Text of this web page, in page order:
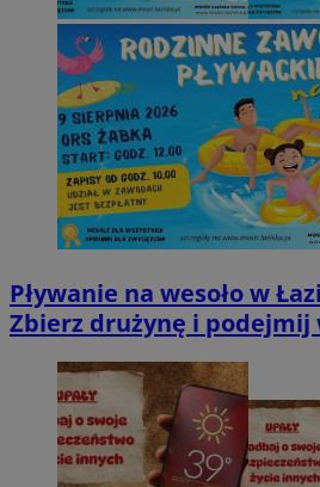
Pływanie na wesoło w
Zbierz drużynę i podejmij